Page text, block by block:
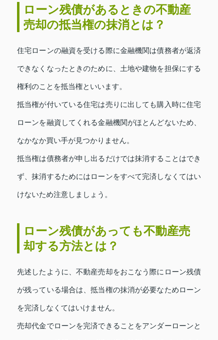
ローン残債があるときの不動産
売却の抵当権の抹消とは？
住宅ローンの融資を受ける際に金融機関は債務者が返済
できなくなったときのために、土地や建物を担保にする
権利のことを抵当権といいます。
抵当権が付いている住宅は売りに出しても購入時に住宅
ローンを融資してくれる金融機関がほとんどないため、
なかなか買い手が見つかりません。
抵当権は債務者が申し出るだけでは抹消することはでき
ず、抹消するためにはローンをすべて完済しなくてはい
けないため注意しましょう。
ローン残債があっても不動産売
却する方法とは？
先述したように、不動産売却をおこなう際にローン残債
が残っている場合は、抵当権の抹消が必要なためローン
を完済しなくてはいけません。
売却代金でローンを完済できることをアンダーローンと